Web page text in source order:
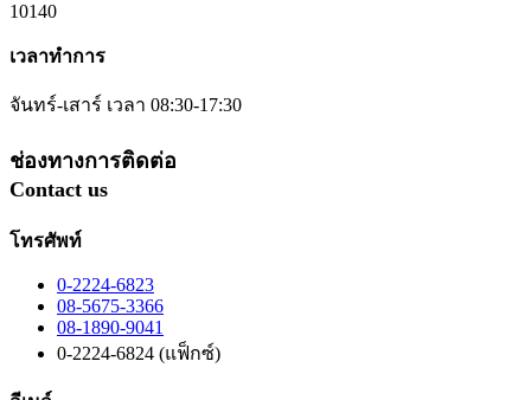
10140
เวลาทำการ
จันทร์-เสาร์ เวลา 08:30-17:30
ช่องทางการติดต่อ
Contact us
โทรศัพท์
0-2224-6823
08-5675-3366
08-1890-9041
0-2224-6824 (แฟ็กซ์)